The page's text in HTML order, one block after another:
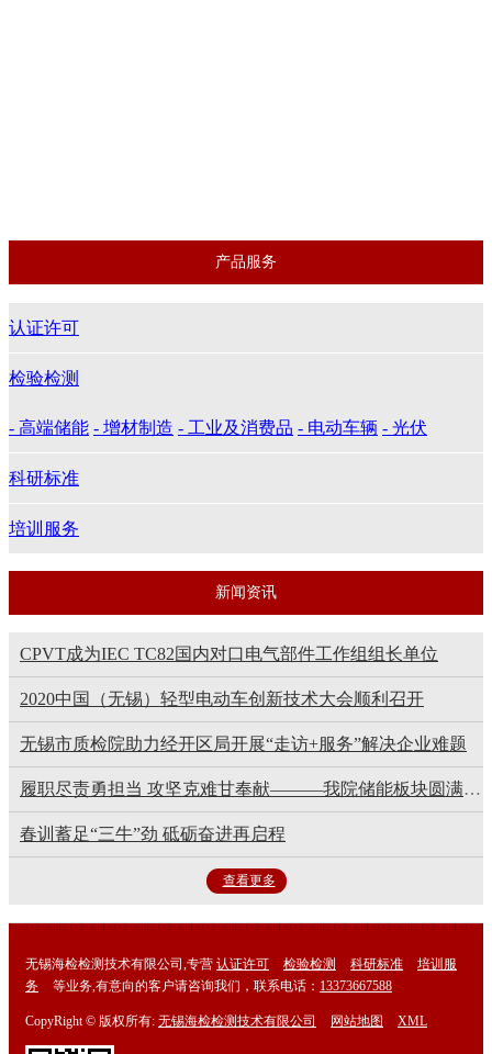
产品服务
认证许可
检验检测
- 高端储能 - 增材制造 - 工业及消费品 - 电动车辆 - 光伏
科研标准
培训服务
新闻资讯
CPVT成为IEC TC82国内对口电气部件工作组组长单位
2020中国（无锡）轻型电动车创新技术大会顺利召开
无锡市质检院助力经开区局开展“走访+服务”解决企业难题
履职尽责勇担当 攻坚克难甘奉献———我院储能板块圆满完成铅酸蓄电池监督抽查任务
春训蓄足“三牛”劲 砥砺奋进再启程
查看更多
无锡海检检测技术有限公司,专营 认证许可 检验检测 科研标准
培训服
务
等业务,有意向的客户请咨询我们，联系电话： 13373667588
CopyRight © 版权所有: 无锡海检检测技术有限公司 网站地图 XML